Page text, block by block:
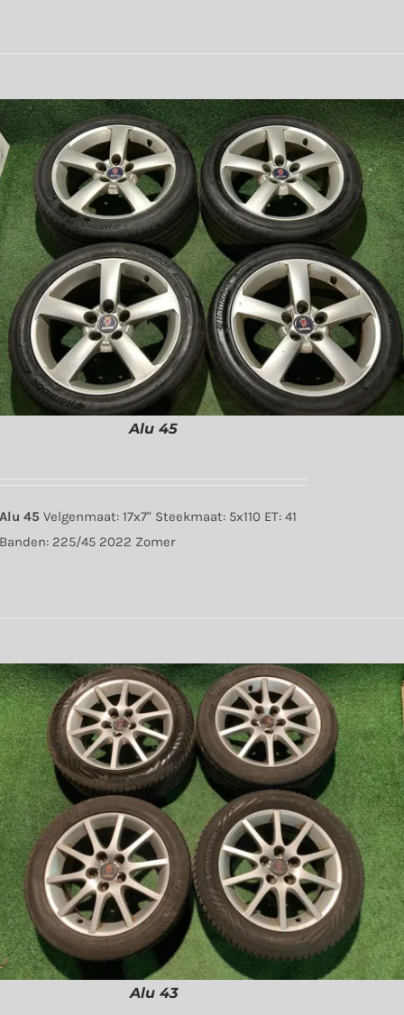
Alu 45
Alu 45 Velgenmaat: 17x7" Steekmaat: 5x110 ET: 41
Banden: 225/45 2022 Zomer
Alu 43